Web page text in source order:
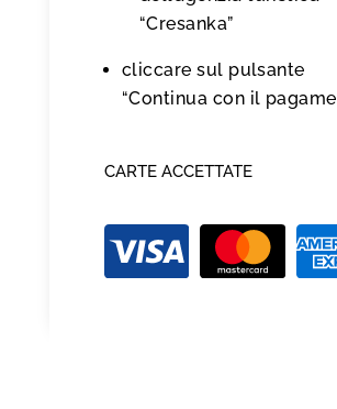
“Cresanka”
cliccare sul pulsante
“Continua con il
CARTE ACCETTATE